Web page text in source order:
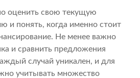
оценить свою текущую
и понять, когда именно стоит
Не менее важно
и сравнить предложения
случай уникален, и для
учитывать множество